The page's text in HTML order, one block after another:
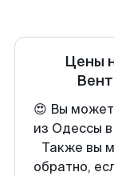
Цены
😍 Вы
из Одессы
Также вы
обратно,